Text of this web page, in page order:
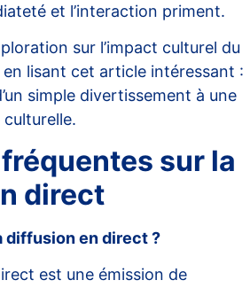
et l’interaction priment.
sur l’impact culturel du
lisant cet article intéressant :
simple divertissement à une
.
sur la
direct
diffusion en direct ?
est une émission de